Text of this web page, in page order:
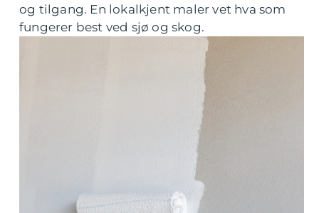
og tilgang. En lokalkjent maler vet hva som
fungerer best ved sjø og skog.